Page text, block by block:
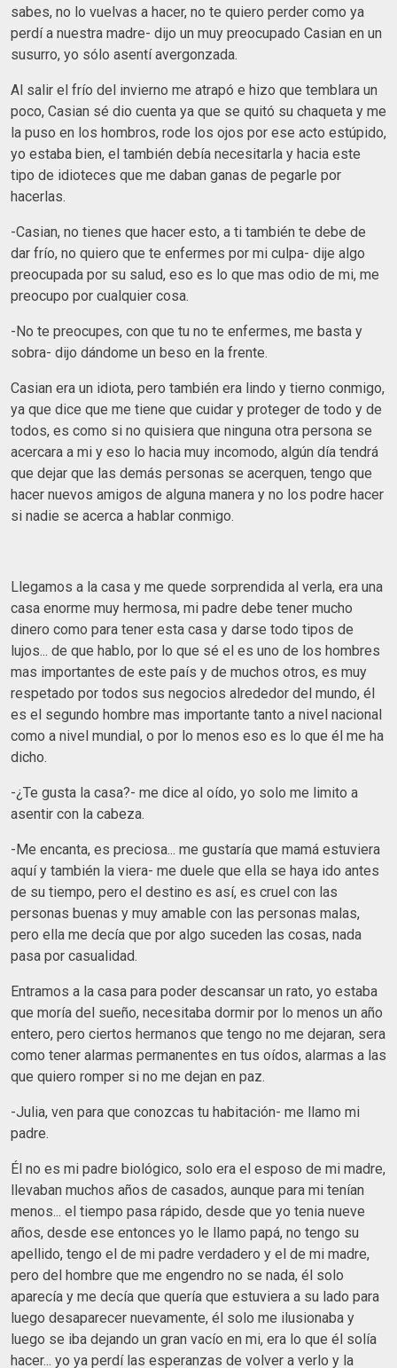
sabes, no lo vuelvas a hacer, no te quiero perder como ya
perdí a nuestra madre- dijo un muy preocupado Casian en un
susurro, yo sólo asentí avergonzada.
Al salir el frío del invierno me atrapó e hizo que temblara un
poco, Casian sé dio cuenta ya que se quitó su chaqueta y me
la puso en los hombros, rode los ojos por ese acto estúpido,
yo estaba bien, el también debía necesitarla y hacia este
tipo de idioteces que me daban ganas de pegarle por
hacerlas.
-Casian, no tienes que hacer esto, a ti también te debe de
dar frío, no quiero que te enfermes por mi culpa- dije algo
preocupada por su salud, eso es lo que mas odio de mi, me
preocupo por cualquier cosa.
-No te preocupes, con que tu no te enfermes, me basta y
sobra- dijo dándome un beso en la frente.
Casian era un idiota, pero también era lindo y tierno conmigo,
ya que dice que me tiene que cuidar y proteger de todo y de
todos, es como si no quisiera que ninguna otra persona se
acercara a mi y eso lo hacia muy incomodo, algún día tendrá
que dejar que las demás personas se acerquen, tengo que
hacer nuevos amigos de alguna manera y no los podre hacer
si nadie se acerca a hablar conmigo.
Llegamos a la casa y me quede sorprendida al verla, era una
casa enorme muy hermosa, mi padre debe tener mucho
dinero como para tener esta casa y darse todo tipos de
lujos... de que hablo, por lo que sé el es uno de los hombres
mas importantes de este país y de muchos otros, es muy
respetado por todos sus negocios alrededor del mundo, él
es el segundo hombre mas importante tanto a nivel nacional
como a nivel mundial, o por lo menos eso es lo que él me ha
dicho.
-¿Te gusta la casa?- me dice al oído, yo solo me limito a
asentir con la cabeza.
-Me encanta, es preciosa... me gustaría que mamá estuviera
aquí y también la viera- me duele que ella se haya ido antes
de su tiempo, pero el destino es así, es cruel con las
personas buenas y muy amable con las personas malas,
pero ella me decía que por algo suceden las cosas, nada
pasa por casualidad.
Entramos a la casa para poder descansar un rato, yo estaba
que moría del sueño, necesitaba dormir por lo menos un año
entero, pero ciertos hermanos que tengo no me dejaran, sera
como tener alarmas permanentes en tus oídos, alarmas a las
que quiero romper si no me dejan en paz.
-Julia, ven para que conozcas tu habitación- me llamo mi
padre.
Él no es mi padre biológico, solo era el esposo de mi madre,
llevaban muchos años de casados, aunque para mi tenían
menos... el tiempo pasa rápido, desde que yo tenia nueve
años, desde ese entonces yo le llamo papá, no tengo su
apellido, tengo el de mi padre verdadero y el de mi madre,
pero del hombre que me engendro no se nada, él solo
aparecía y me decía que quería que estuviera a su lado para
luego desaparecer nuevamente, él solo me ilusionaba y
luego se iba dejando un gran vacío en mi, era lo que él solía
hacer... yo ya perdí las esperanzas de volver a verlo y la